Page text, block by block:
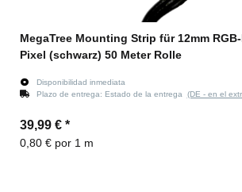
MegaTree Mounting Strip für 12mm
Pixel (schwarz) 50 Meter Rolle
Disponibilidad inmediata
Plazo de entrega: Estado de la entrega (DE - en el
39,99 € *
0,80 € por 1 m